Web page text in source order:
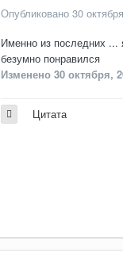
Опубликовано 30
Именно из последних
безумно понравился
Изменено 30 октября,
Цитата